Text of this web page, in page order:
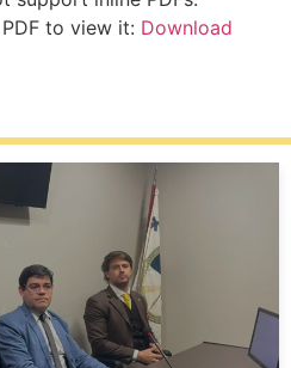
to view it: Download